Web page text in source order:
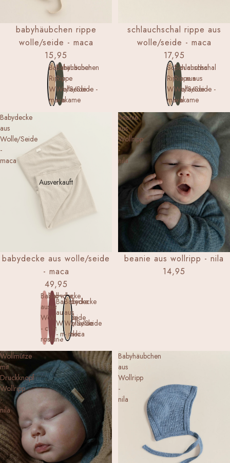
NEWbabyhäubchen rippe
wolle/seide - maca
15,95
Babyhäubchen
Rippe
Wolle/Seide -
maca
Babyhäubchen
Rippe
Wolle/Seide -
wakame
NEW
schlauchschal rippe aus
wolle/seide - maca
17,95
Schlauchschal
Rippe aus
Wolle/Seide -
maca
Schlauchschal
Rippe aus
Wolle/Seide -
wakame
Babydecke
aus
Wolle/Seide
-
maca
NEW
Ausverkauft
babydecke aus wolle/seide
- maca
49,95
Babydecke
aus
Wolle/Seide
- cameo
rose
Babydecke
aus
Wolle/Seide
- henna
dune
Babydecke
aus
Wolle/Seide
- munkki
Babydecke
aus
Wolle/Seide
- maca
Beanie
aus
Wollripp
-
nila
beanie aus wollripp - nila
14,95
Wollmütze
mit
Druckknopf
Wollripp
-
nila
Babyhäubchen
aus
Wollripp
-
nila